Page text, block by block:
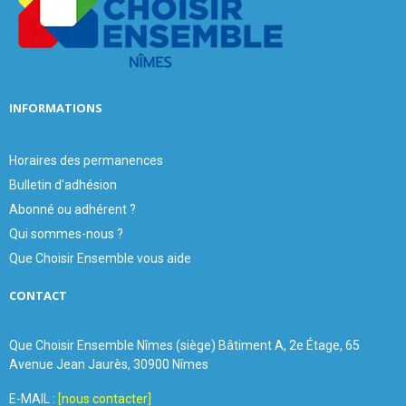
INFORMATIONS
Horaires des permanences
Bulletin d'adhésion
Abonné ou adhérent ?
Qui sommes-nous ?
Que Choisir Ensemble vous aide
CONTACT
Que Choisir Ensemble Nîmes (siège) Bâtiment A, 2e Étage, 65
Avenue Jean Jaurès, 30900 Nîmes
E-MAIL : [nous contacter]